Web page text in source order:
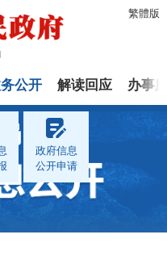
繁體版
公开 解读回应 办事
政府信息
公开申请